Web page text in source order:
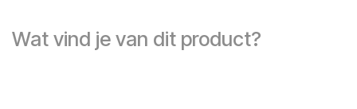
Wat vind je van dit product?